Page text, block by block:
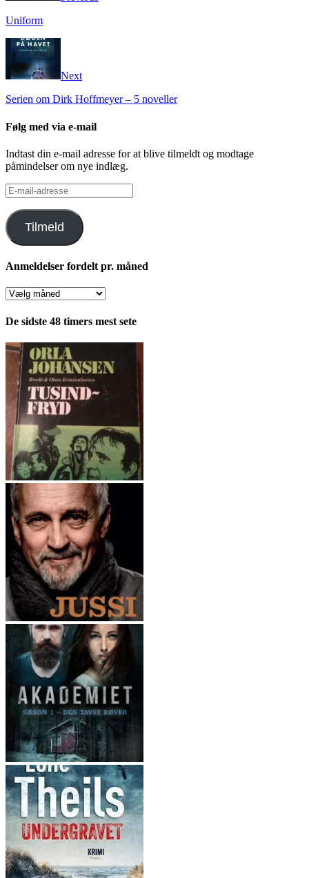
Uniform
Next
Serien om Dirk Hoffmeyer – 5 noveller
Følg med via e-mail
Indtast din e-mail adresse for at blive tilmeldt og modtage
påmindelser om nye indlæg.
E-
mail-
adresse
Tilmeld
Anmeldelser fordelt pr. måned
Anmeldelser
pr.
De sidste 48 timers mest sete